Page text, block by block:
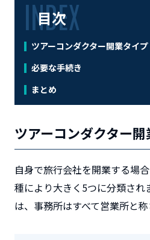
目次
ツアーコンダクター開業タイプ
必要な手続き
まとめ
ツアーコンダクター
自身で旅行会社を開業する場
種により大きく5つに分類され
は、事務所はすべて営業所と称